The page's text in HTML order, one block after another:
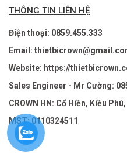
THÔNG TIN LIÊN HỆ
Điện thoại: 0859.455.333
Email:
Website: https://
Sales Engineer - Mr Cường:
CROWN HN: Cổ Hiền, Kiều
MST: 0110324511